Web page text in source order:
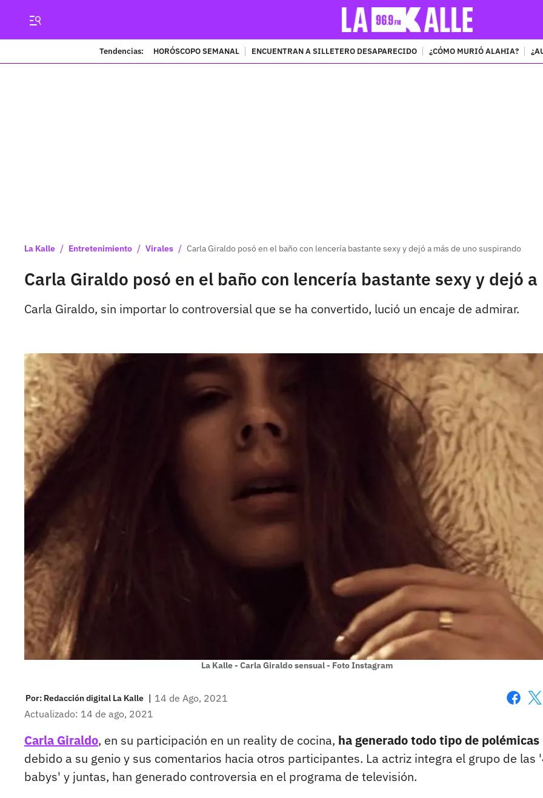
Tendencias: HORÓSCOPO SEMANAL ENCUENTRAN A SILLETERO DESAPARECIDO ¿CÓMO MURIÓ ALAHIA?
La Kalle / Entretenimiento / Virales / Carla Giraldo posó en el baño con lencería bastante sexy y dejó a más de uno suspirando
Carla Giraldo posó en el baño con lencería bastante sexy y dejó
Carla Giraldo, sin importar lo controversial que se ha convertido, lució un encaje de admirar.
La Kalle - Carla Giraldo sensual - Foto Instagram
Por: Redacción digital La Kalle | 14 de Ago, 2021
Actualizado: 14 de ago, 2021
Carla Giraldo, en su participación en un reality de cocina, ha generado todo tipo de polémicas
debido a su genio y sus comentarios hacia otros participantes. La actriz integra el grupo de las
babys' y juntas, han generado controversia en el programa de televisión.